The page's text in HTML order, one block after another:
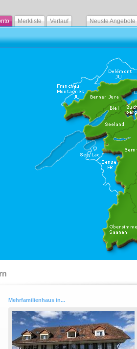
Merkliste Verlauf Neuste Angebote
Mehrfamilienhaus in...